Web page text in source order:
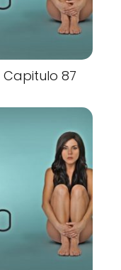
Capitulo 87